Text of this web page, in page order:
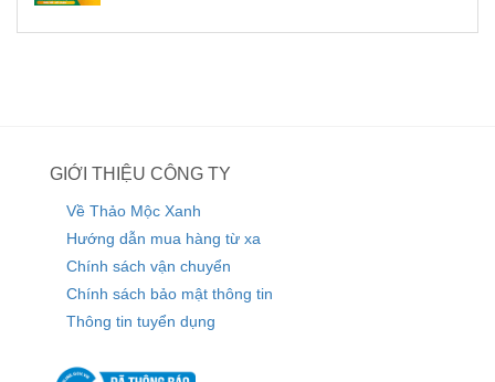
GIỚI THIỆU CÔNG TY
Về Thảo Mộc Xanh
Hướng dẫn mua hàng từ xa
Chính sách vận chuyển
Chính sách bảo mật thông tin
Thông tin tuyển dụng